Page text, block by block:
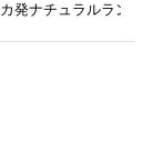
発ナチュラルランニ